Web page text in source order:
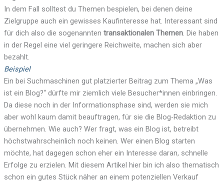
In dem Fall solltest du Themen bespielen, bei denen deine
Zielgruppe auch ein gewisses Kaufinteresse hat. Interessant sind
für dich also die sogenannten transaktionalen Themen. Die haben
in der Regel eine viel geringere Reichweite, machen sich aber
bezahlt.
Beispiel
Ein bei Suchmaschinen gut platzierter Beitrag zum Thema „Was
ist ein Blog?“ dürfte mir ziemlich viele Besucher*innen einbringen.
Da diese noch in der Informationsphase sind, werden sie mich
aber wohl kaum damit beauftragen, für sie die Blog-Redaktion zu
übernehmen. Wie auch? Wer fragt, was ein Blog ist, betreibt
höchstwahrscheinlich noch keinen. Wer einen Blog starten
möchte, hat dagegen schon eher ein Interesse daran, schnelle
Erfolge zu erzielen. Mit diesem Artikel hier bin ich also thematisch
schon ein gutes Stück näher an einem potenziellen Verkauf